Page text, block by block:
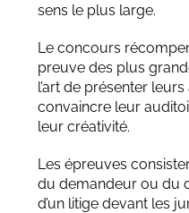
sens le plus large.
Le concours
preuve des plus
l’art de présenter
convaincre leur
leur créativité.
Les épreuves
du demandeur ou du
d’un litige devant les